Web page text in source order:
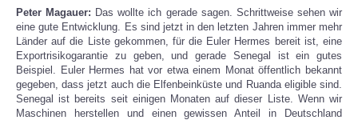
Peter Magauer: Das wollte ich gerade sagen. Schrittweise sehen wir
eine gute Entwicklung. Es sind jetzt in den letzten Jahren immer mehr
Länder auf die Liste gekommen, für die Euler Hermes bereit ist, eine
Exportrisikogarantie zu geben, und gerade Senegal ist ein gutes
Beispiel. Euler Hermes hat vor etwa einem Monat öffentlich bekannt
gegeben, dass jetzt auch die Elfenbeinküste und Ruanda eligible sind.
Senegal ist bereits seit einigen Monaten auf dieser Liste. Wenn wir
Maschinen herstellen und einen gewissen Anteil in Deutschland